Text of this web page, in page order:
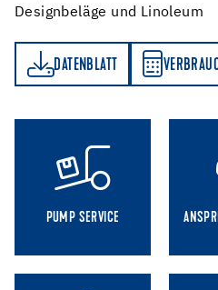
Designbeläge und Linoleum
DATENBLATT
VERBRAUCHSRECHNER
PUMP SERVICE